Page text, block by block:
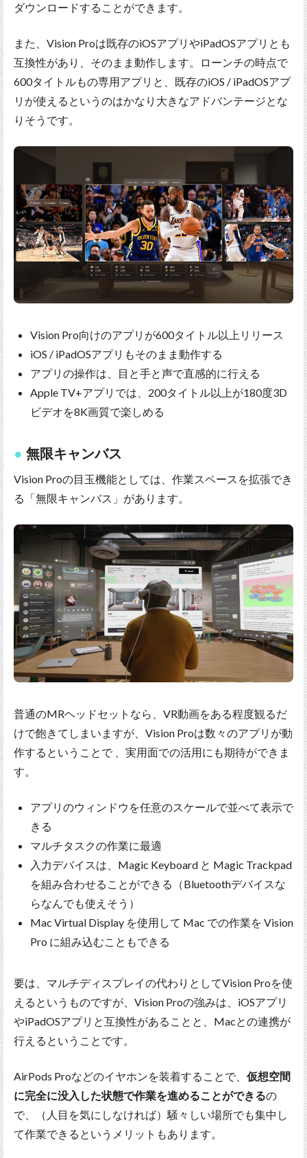
ダウンロードすることができます。
また、Vision Proは既存のiOSアプリやiPadOSアプリとも
互換性があり、そのまま動作します。ローンチの時点で
600タイトルもの専用アプリと、既存のiOS / iPadOSアプ
リが使えるというのはかなり大きなアドバンテージとな
りそうです。
Vision Pro向けのアプリが600タイトル以上リリース
iOS / iPadOSアプリもそのまま動作する
アプリの操作は、目と手と声で直感的に行える
Apple TV+アプリでは、200タイトル以上が180度3D
ビデオを8K画質で楽しめる
無限キャンバス
Vision Proの目玉機能としては、作業スペースを拡張でき
る「無限キャンバス」があります。
普通のMRヘッドセットなら、VR動画をある程度観るだ
けで飽きてしまいますが、Vision Proは数々のアプリが動
作するということで 、実用面での活用にも期待ができま
す。
アプリのウィンドウを任意のスケールで並べて表示で
きる
マルチタスクの作業に最適
入力デバイスは、Magic Keyboard と Magic Trackpad
を組み合わせることができる（Bluetoothデバイスな
らなんでも使えそう）
Mac Virtual Display を使用して Mac での作業を Vision
Pro に組み込むこともできる
要は、マルチディスプレイの代わりとしてVision Proを使
えるというものですが、Vision Proの強みは、iOSアプリ
やiPadOSアプリと互換性があることと、Macとの連携が
行えるということです。
AirPods Proなどのイヤホンを装着することで、 仮想空間
に完全に没入した状態で作業を進めることができるの
で、（人目を気にしなければ）騒々しい場所でも集中し
て作業できるというメリットもあります。